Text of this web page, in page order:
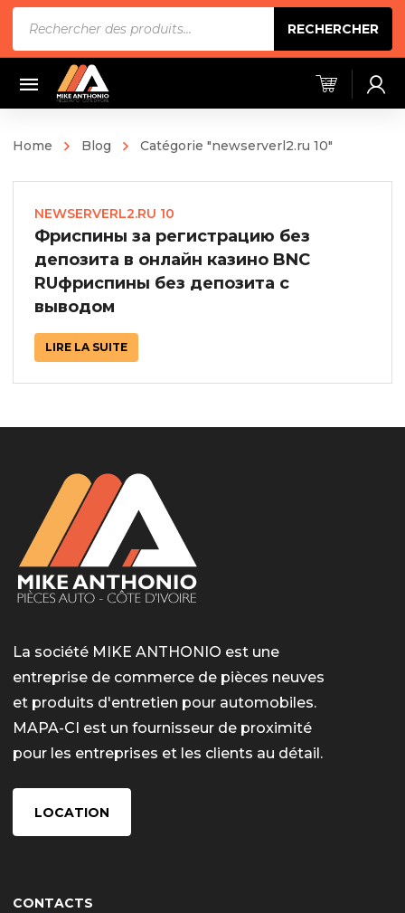
produits
RECHERCHER
Home Blog Catégorie "newserverl2.ru 10"
NEWSERVERL2.RU 10
Фриспины за регистрацию без
депозита в онлайн казино BNC
RUфриспины без депозита с
выводом
LIRE LA SUITE
La société MIKE ANTHONIO est une
entreprise de commerce de pièces neuves
et produits d'entretien pour automobiles.
MAPA-CI est un fournisseur de proximité
pour les entreprises et les clients au détail.
LOCATION
CONTACTS